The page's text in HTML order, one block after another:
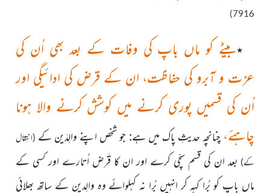
7916)
٭بیٹے کو ماں باپ کی وفات کے بعد بھی اُن کی
عزت و آبرو کی حفاظت، ان کے قرض کی ادائیگی اور
اُن کی قسمیں پوری کرنے میں کوشش کرنے والا ہونا
چاہئے، چنانچہ حدیثِ پاک میں ہے: جو شخص اپنے والِدَین کے (انتِقال
کے) بعد ان کی قسم سچّی کرے اور ان کا قَرض اُتارے اور کسی کے
ماں باپ کو بُرا کہہ کر انہیں بُرا نہ کہلوائے وہ والِدین کے ساتھ بھلائی